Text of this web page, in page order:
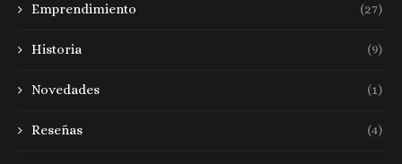
Emprendimiento (27)
Historia (9)
Novedades (1)
Reseñas (4)